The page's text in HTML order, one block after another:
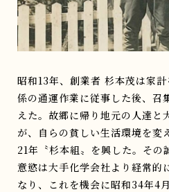
昭和13年、創業者 杉本茂は家
係の通運作業に従事した後、召
えた。故郷に帰り地元の人達と
が、自らの貧しい生活環境を変
21年〝杉本組〟を興した。その
意慾は大手化学会社より経常的
なり、これを機会に昭和34年4